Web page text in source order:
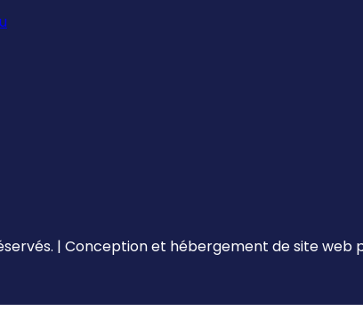
| Conception et hébergement de site web